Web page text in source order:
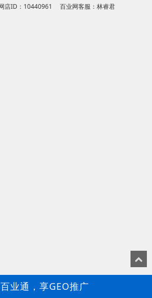
店ID：10440961 百业网客服：林睿君
业通，享GEO推广